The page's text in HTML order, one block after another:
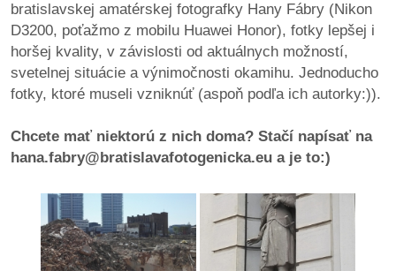
pozvánky
Historický
kalendár
zákony
kauzy
bratislavskej amatérskej fotografky Hany Fábry (Nikon
D3200, poťažmo z mobilu Huawei Honor), fotky lepšej i
horšej kvality, v závislosti od aktuálnych možností,
svetelnej situácie a výnimočnosti okamihu. Jednoducho
fotky, ktoré museli vzniknúť (aspoň podľa ich autorky:)).
Chcete mať niektorú z nich doma? Stačí napísať na
hana.fabry@bratislavafotogenicka.eu a je to:)